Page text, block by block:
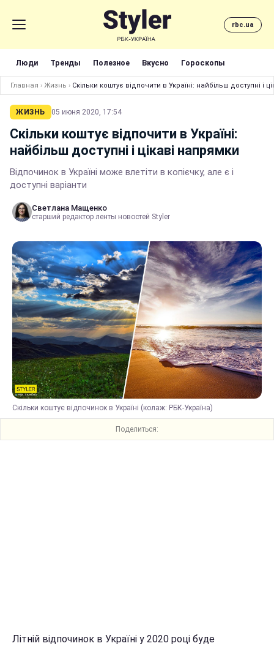
rbc.ua
Люди Тренды Полезное Вкусно Гороскопы
Главная › Жизнь › Скільки коштує відпочити в Україні: найбільш доступні і
ЖИЗНЬ 05 июня 2020, 17:54
Скільки коштує відпочити в Україні:
найбільш доступні і цікаві напрямки
Відпочинок в Україні може влетіти в копієчку, але є і
доступні варіанти
Светлана Мащенко
старший редактор ленты новостей Styler
Скільки коштує відпочинок в Україні (колаж: РБК-Україна)
Поделиться:
Літній відпочинок в Україні у 2020 році буде